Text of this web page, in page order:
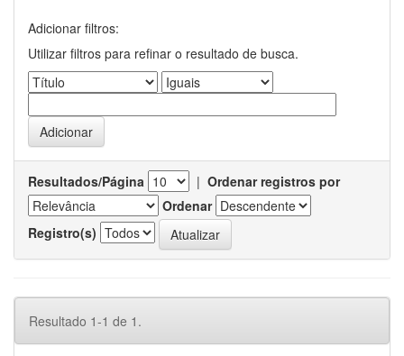
Adicionar filtros:
Utilizar filtros para refinar o resultado de busca.
Resultados/Página | Ordenar registros por
Ordenar
Registro(s)
Resultado 1-1 de 1.